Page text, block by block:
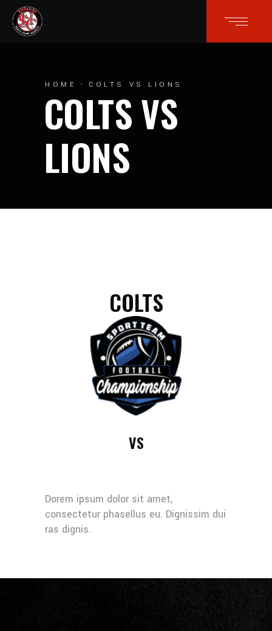
HOME COLTS VS LIONS
COLTS VS
LIONS
COLTS
VS
Dorem ipsum dolor sit amet,
consectetur phasellus eu. Dignissim dui
ras dignis.